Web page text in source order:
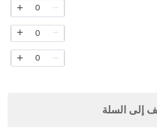
0
0
0
إلى السلة